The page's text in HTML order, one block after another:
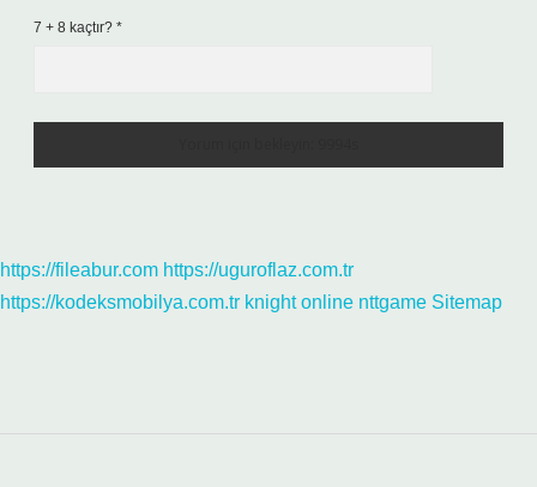
7 + 8 kaçtır? *
https://fileabur.com https://uguroflaz.com.tr
https://kodeksmobilya.com.tr knight online nttgame Sitemap